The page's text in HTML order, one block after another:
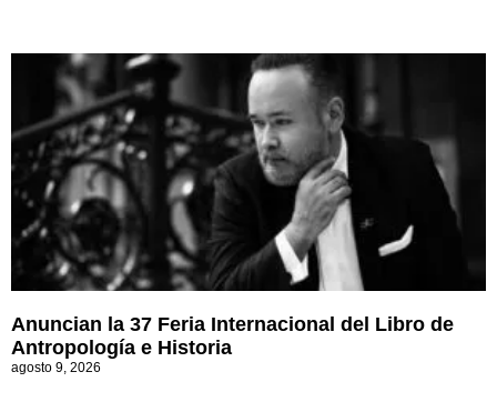
Anuncian la 37 Feria Internacional del Libro de
Antropología e Historia
agosto 9, 2026